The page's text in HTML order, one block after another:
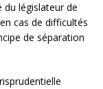
législateur de
cas de difficultés
de séparation